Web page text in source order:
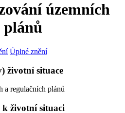
územních
plánů
Úplné znění
životní situace
a regulačních plánů
životní situaci